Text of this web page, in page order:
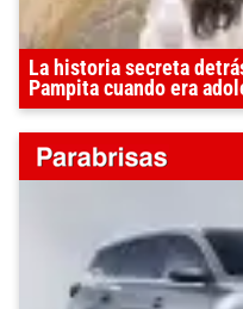
La historia secreta
Pampita cuando era